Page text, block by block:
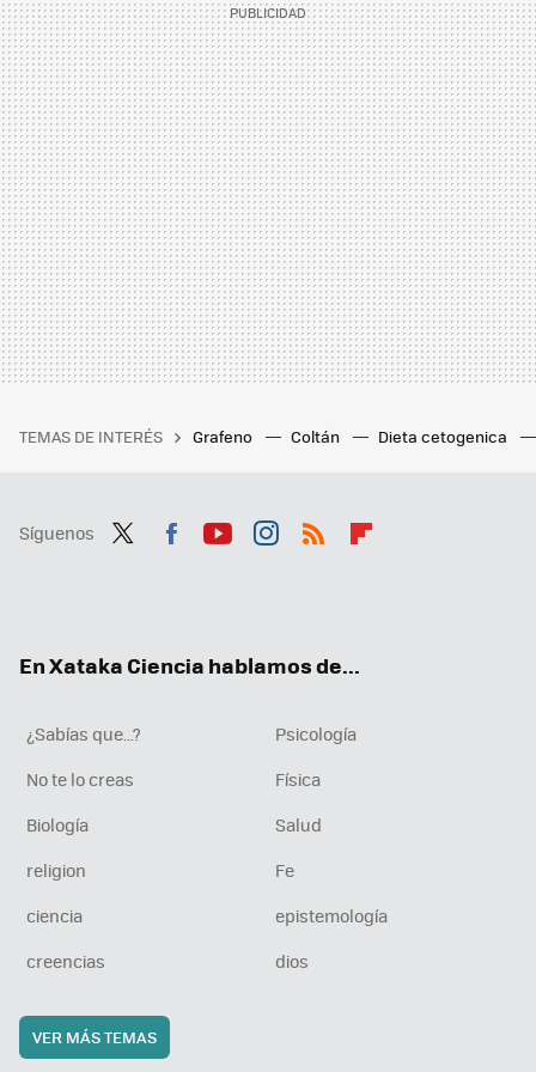
TEMAS DE INTERÉS Grafeno Coltán Dieta cetogenica
Síguenos
En Xataka Ciencia hablamos de...
¿Sabías que...?
Psicología
No te lo creas
Física
Biología
Salud
religion
Fe
ciencia
epistemología
creencias
dios
VER MÁS TEMAS